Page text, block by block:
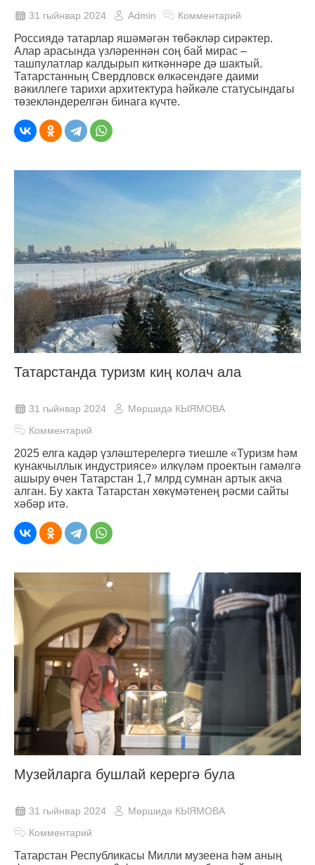
31 гыйнвар 2024 Admin Комментарий
Россиядә татарлар яшәмәгән төбәкләр сирәктер.
Алар арасында үзләреннән соң бай мирас –
ташпулатлар калдырып киткәннәре дә шактый.
Татарстанның Свердловск өлкәсендәге даими
вәкиллеге тарихи архитектура һәйкәле статусындагы
төзекләндерелгән бинага күчте.
Татарстанда туризм киң колач ала
31 гыйнвар 2024
Мөршидә КЫЯМОВА
Комментарий
2025 елга кадәр үзләштерелергә тиешле «Туризм һәм
кунакчыллык индустриясе» илкүләм проектын гамәлгә
ашыру өчен Татарстан 1,7 млрд сумнан артык акча
алган. Бу хакта Татарстан хөкүмәтенең рәсми сайты
хәбәр итә.
Музейларга бушлай керергә була
31 гыйнвар 2024
Мөршидә КЫЯМОВА
Комментарий
Татарстан Республикасы Милли музеена һәм аның